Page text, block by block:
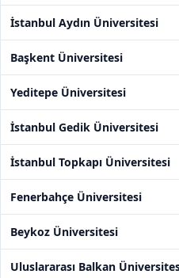
İstanbul Aydın Üniversitesi
Başkent Üniversitesi
Yeditepe Üniversitesi
İstanbul Gedik Üniversitesi
İstanbul Topkapı Üniversitesi
Fenerbahçe Üniversitesi
Beykoz Üniversitesi
Uluslararası Balkan